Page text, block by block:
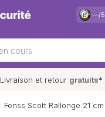
—/5
Livraison et retour gratuits*
Fenss Scott Rallonge 21 cm